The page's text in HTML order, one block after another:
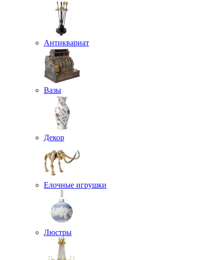
Антиквариат
Вазы
Декор
Елочные игрушки
Люстры